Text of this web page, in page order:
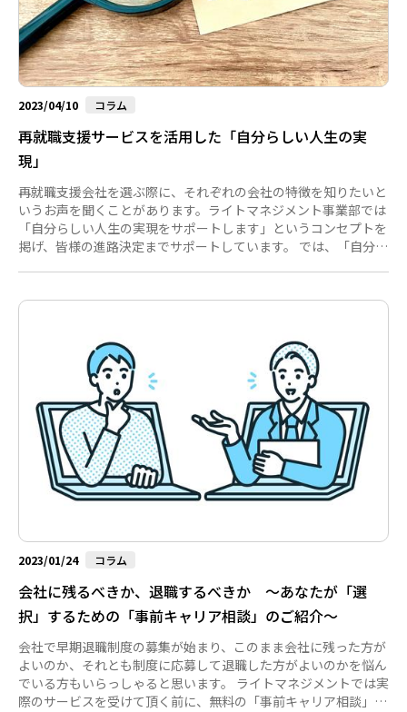
2023/04/10 コラム
再就職支援サービスを活用した「自分らしい人生の実
現」
再就職支援会社を選ぶ際に、それぞれの会社の特徴を知りたいと
いうお声を聞くことがあります。ライトマネジメント事業部では
「自分らしい人生の実現をサポートします」というコンセプトを
掲げ、皆様の進路決定までサポートしています。 では、「自分ら
な「自分らしい人生」の一歩をスタートさせた方の事例をお伝え
弊社では、ご登録の前にご利用いただける「事前キャリア相談」
サービスをご提供しています。 Tさんは61歳。外資系産業機器メ
ーカーにて貿...
2023/01/24 コラム
会社に残るべきか、退職するべきか ～あなたが「選
択」するための「事前キャリア相談」のご紹介～
会社で早期退職制度の募集が始まり、このまま会社に残った方が
よいのか、それとも制度に応募して退職した方がよいのかを悩ん
でいる方もいらっしゃると思います。 ライトマネジメントでは実
際のサービスを受けて頂く前に、無料の「事前キャリア相談」と